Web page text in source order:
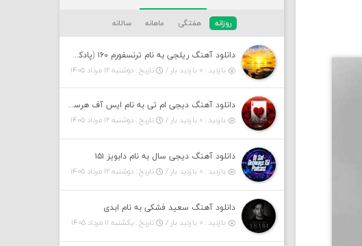
روزانه هفتگی ماهانه سالانه
دانلود آهنگ ریلجی به نام ترنسفورم ۱۶۰ (پادکست)
بازدید : ۰ بازدید بار /
تاریخ : دوشنبه ۱۲ مرداد ۱۴۰۵
دانلود آهنگ دیجی ام تی به نام ایس آف هرست ۱
بازدید : ۰ بازدید بار /
تاریخ : دوشنبه ۱۲ مرداد ۱۴۰۵
دانلود آهنگ دیجی سال به نام دابویز ۱۵۱
بازدید : ۰ بازدید بار /
تاریخ : دوشنبه ۱۲ مرداد ۱۴۰۵
دانلود آهنگ سعید فشکی به نام ابدی
بازدید : ۰ بازدید بار /
تاریخ : یکشنبه ۱۱ مرداد ۱۴۰۵